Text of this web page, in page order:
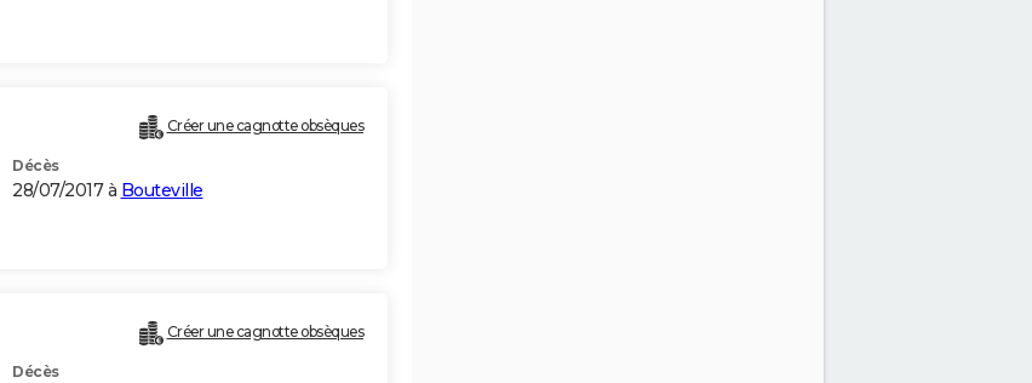
Créer une cagnotte obsèques
Décès
28/07/2017 à Bouteville
Créer une cagnotte obsèques
Décès